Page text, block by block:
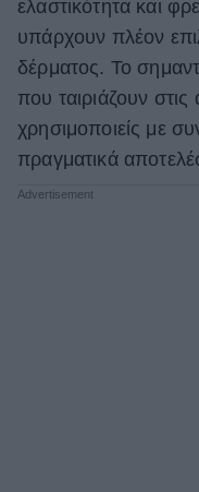
Γάμος
Market News
ελαστικότητα και
υπάρχουν πλέον
δέρματος. Το
που ταιριάζουν
χρησιμοποιείς με
πραγματικά